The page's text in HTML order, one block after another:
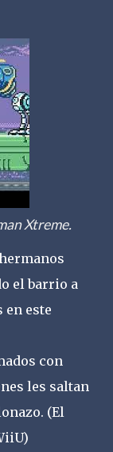
Xtreme.
el barrio a
en este
con
les saltan
(El